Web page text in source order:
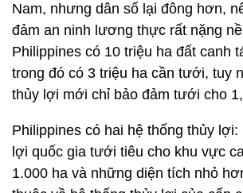
Nam, nhưng dân số lại đông hơn,
đảm an ninh lương thực rất nặng
Philippines có 10 triệu ha đất canh
trong đó có 3 triệu ha cần tưới, tuy
thủy lợi mới chỉ bảo đảm tưới cho
Philippines có hai hệ thống thủy lợi:
lợi quốc gia tưới tiêu cho khu vực
1.000 ha và những diện tích nhỏ